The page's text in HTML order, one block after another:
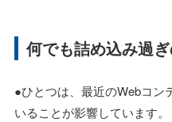
何でも詰め込み過
●ひとつは、最近のWebコン
いることが影響しています。